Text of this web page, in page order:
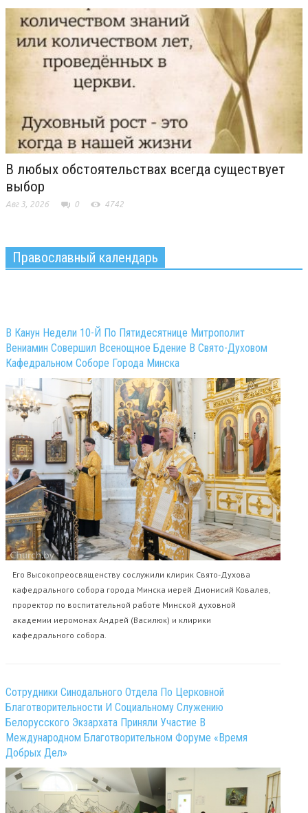
В любых обстоятельствах всегда существует
выбор
Авг 3, 2026 0 4742
Православный календарь
В Канун Недели 10-Й По Пятидесятнице Митрополит
Вениамин Совершил Всенощное Бдение В Свято-Духовом
Кафедральном Соборе Города Минска
Его Высокопреосвященству сослужили клирик Свято-Духова
кафедрального собора города Минска иерей Дионисий Ковалев,
проректор по воспитательной работе Минской духовной
академии иеромонах Андрей (Василюк) и клирики
кафедрального собора.
Сотрудники Синодального Отдела По Церковной
Благотворительности И Социальному Служению
Белорусского Экзархата Приняли Участие В
Международном Благотворительном Форуме «Время
Добрых Дел»